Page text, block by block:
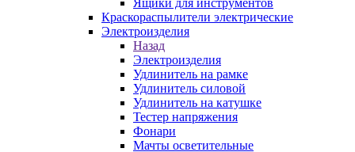
Ящики для инструментов
Краскораспылители электрические
Электроизделия
Назад
Электроизделия
Удлинитель на рамке
Удлинитель силовой
Удлинитель на катушке
Тестер напряжения
Фонари
Мачты осветительные